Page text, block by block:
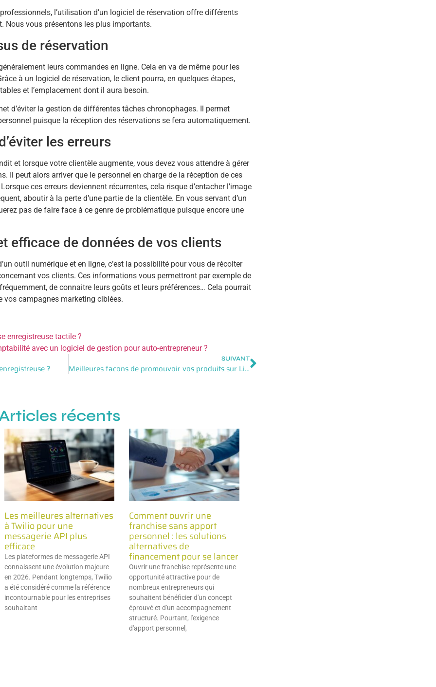
l’utilisation d’un logiciel de réservation offre différents
Nous vous présentons les plus importants.
de réservation
leurs commandes en ligne. Cela en va de même pour les
à un logiciel de réservation, le client pourra, en quelques étapes,
et l’emplacement dont il aura besoin.
d’éviter la gestion de différentes tâches chronophages. Il permet
puisque la réception des réservations se fera automatiquement.
les erreurs
et lorsque votre clientèle augmente, vous devez vous attendre à gérer
Il peut alors arriver que le personnel en charge de la réception de ces
ces erreurs deviennent récurrentes, cela risque d’entacher l’image
aboutir à la perte d’une partie de la clientèle. En vous servant d’un
pas de faire face à ce genre de problématique puisque encore une
efficace de données de vos clients
outil numérique et en ligne, c’est la possibilité pour vous de récolter
vos clients. Ces informations vous permettront par exemple de
de connaitre leurs goûts et leurs préférences… Cela pourrait
vos campagnes marketing ciblées.
enregistreuse tactile ?
avec un logiciel de gestion pour auto-entrepreneur ?
?
SUIVANT
Meilleures facons de promouvoir vos produits sur LinkedIn
récents
Les meilleures alternatives
à Twilio pour une
messagerie API plus
efficace
Les plateformes de messagerie API
connaissent une évolution majeure
en 2026. Pendant longtemps, Twilio
a été considéré comme la référence
incontournable pour les entreprises
souhaitant
Comment ouvrir une
franchise sans apport
personnel : les solutions
alternatives de
financement pour se lancer
Ouvrir une franchise représente une
opportunité attractive pour de
nombreux entrepreneurs qui
souhaitent bénéficier d'un concept
éprouvé et d'un accompagnement
structuré. Pourtant, l'exigence
d'apport personnel,